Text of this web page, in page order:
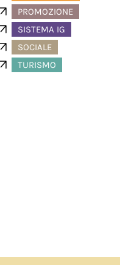
PROMOZIONE
SISTEMA IG
SOCIALE
TURISMO